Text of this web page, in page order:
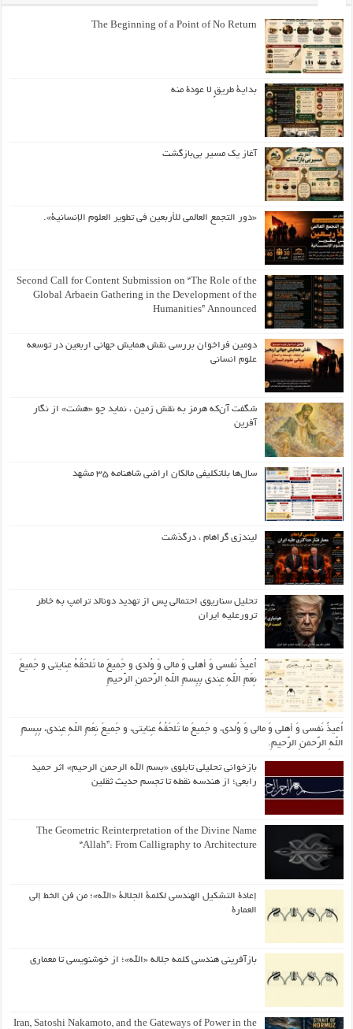
The Beginning of a Point of No Return
بداية طريقٍ لا عودة منه
آغاز یک مسیر بی‌بازگشت
«دور التجمع العالمي للأربعين في تطوير العلوم الإنسانية».
Second Call for Content Submission on “The Role of the
Global Arbaein Gathering in the Development of the
Humanities” Announced
دومین فراخوان بررسی نقش همایش جهانی اربعین در توسعه
علوم انسانی
شگفت آن‌که هرمز به نقش زمین ، نماید چو «هشت» از نگار
آفرین
سال‌ها بلاتکلیفی مالکان اراضی شاهنامه ۳۵ مشهد
لیندزی گراهام ، درگذشت
تحلیل سناریوی احتمالی پس از تهدید دونالد ترامپ به خاطر
ترورعلیه ایران
اُعیذُ نَفسی وَ أهلی وَ مالی وَ وُلدی و جَمیعَ ما تَلحَقُهُ عِنایتی و جَمیعَ
نِعَمِ اللّهِ عِندی بِبِسمِ اللّهِ الرَّحمنِ الرَّحیمِ
اُعیذُ نَفسی وَ أهلی وَ مالی وَ وُلدی، و جَمیعَ ما تَلحَقُهُ عِنایتی، و جَمیعَ نِعَمِ اللّهِ عِندی، بِبِسمِ
اللّهِ الرَّحمنِ الرَّحیمِ.
بازخوانی تحلیلی تابلوی «بسم الله الرحمن الرحیم» اثر حمید
رابعی؛ از هندسه نقطه تا تجسم حدیث ثقلین
The Geometric Reinterpretation of the Divine Name
“Allah”: From Calligraphy to Architecture
إعادة التشكيل الهندسي لكلمة الجلالة «الله»؛ من فن الخط إلى
العمارة
بازآفرینی هندسی کلمه جلاله «الله»؛ از خوشنویسی تا معماری
Iran, Satoshi Nakamoto, and the Gateways of Power in the